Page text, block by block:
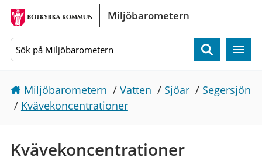
Gå direkt till sidans innehåll
Miljöbarometern
Sök
Miljöbarometern / Vatten / Sjöar / Segersjön
/ Kvävekoncentrationer
Kvävekoncentrationer